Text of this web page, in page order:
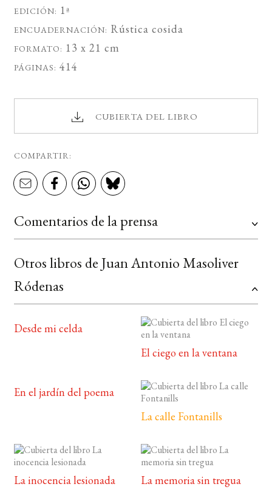
EDICIÓN: 1ª
ENCUADERNACIÓN: Rústica cosida
FORMATO: 13 x 21 cm
PÁGINAS: 414
CUBIERTA DEL LIBRO
COMPARTIR:
Comentarios de la prensa
Otros libros de Juan Antonio Masoliver
Ródenas
Desde mi celda
El ciego en la ventana
En el jardín del poema
La calle Fontanills
La inocencia lesionada La memoria sin tregua